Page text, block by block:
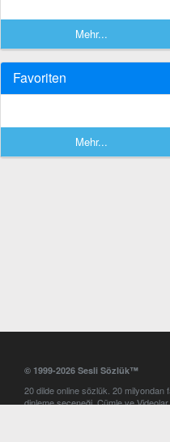
Mehr...
Favoriten
Mehr...
© 1999-2026 Sesli Sözlük™
20 dilde online sözlük. 20 milyondan
dinleme seçeneği. Cümle ve